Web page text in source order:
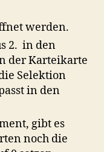
werden.
2. in den
der Karteikarte
Selektion
in den
gibt es
noch die